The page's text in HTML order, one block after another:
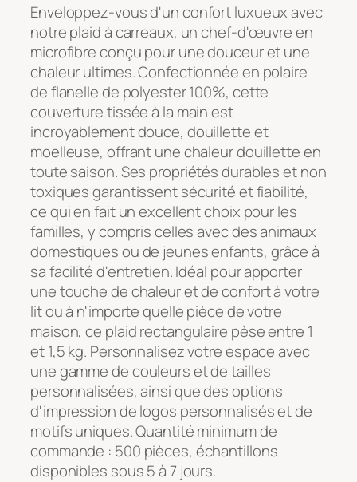
Enveloppez-vous d'un confort luxueux avec
notre plaid à carreaux, un chef-d'œuvre en
microfibre conçu pour une douceur et une
chaleur ultimes. Confectionnée en polaire
de flanelle de polyester 100%, cette
couverture tissée à la main est
incroyablement douce, douillette et
moelleuse, offrant une chaleur douillette en
toute saison. Ses propriétés durables et non
toxiques garantissent sécurité et fiabilité,
ce qui en fait un excellent choix pour les
familles, y compris celles avec des animaux
domestiques ou de jeunes enfants, grâce à
sa facilité d'entretien. Idéal pour apporter
une touche de chaleur et de confort à votre
lit ou à n'importe quelle pièce de votre
maison, ce plaid rectangulaire pèse entre 1
et 1,5 kg. Personnalisez votre espace avec
une gamme de couleurs et de tailles
personnalisées, ainsi que des options
d'impression de logos personnalisés et de
motifs uniques. Quantité minimum de
commande : 500 pièces, échantillons
disponibles sous 5 à 7 jours.